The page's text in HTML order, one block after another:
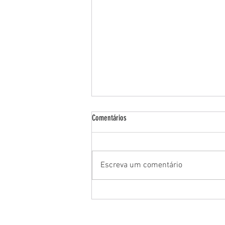
Safari no Giriko!
Comentários
Escreva um comentário